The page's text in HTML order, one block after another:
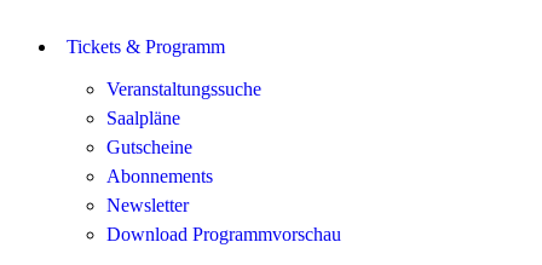
Tickets & Programm
Veranstaltungssuche
Saalpläne
Gutscheine
Abonnements
Newsletter
Download Programmvorschau